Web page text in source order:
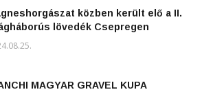
közben került elő a II.
lövedék Csepregen
MAGYAR GRAVEL KUPA